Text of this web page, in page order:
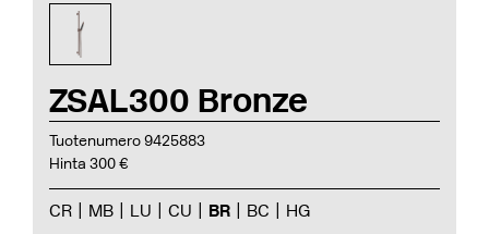
ZSAL300 Bronze
Tuotenumero 9425883
Hinta 300 €
CR MB LU CU BR BC HG